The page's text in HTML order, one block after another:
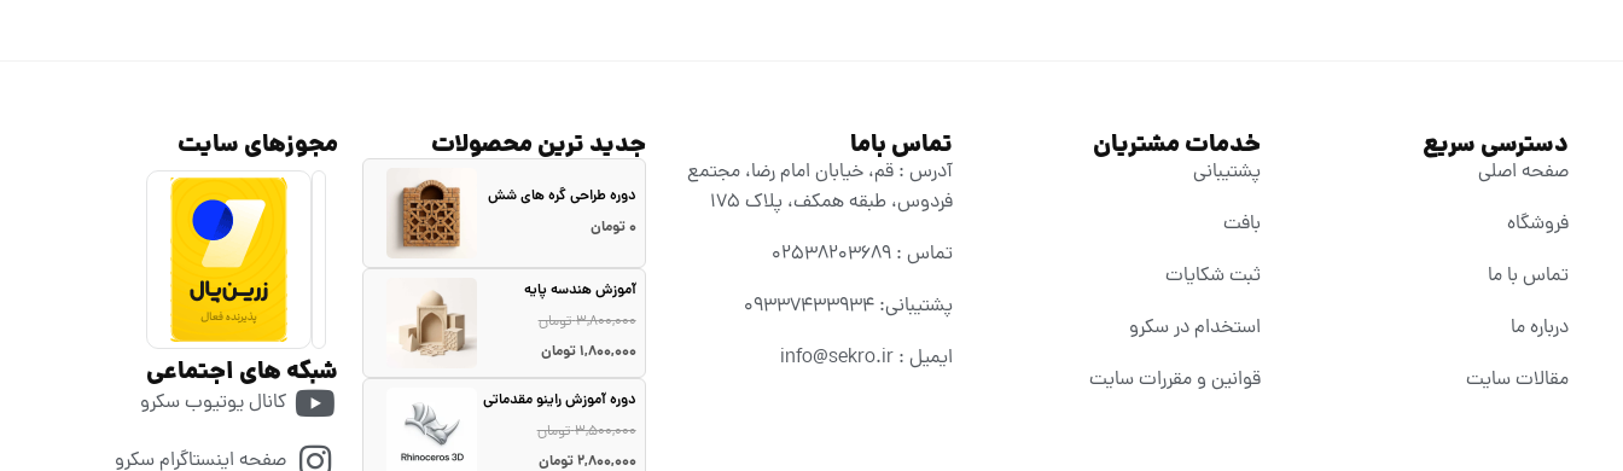
دسترسی سریع
صفحه اصلی
فروشگاه
تماس با ما
درباره ما
مقالات سایت
خدمات مشتریان
پشتیبانی
بافت
ثبت شکایات
استخدام در سکرو
قوانین و مقررات سایت
تماس باما
آدرس : قم، خیابان امام رضا، مجتمع
فردوس، طبقه همکف، پلاک ۱۷۵
تماس : 02538203689
پشتیبانی: 09337433934
ایمیل : info@sekro.ir
جدید ترین محصولات
دوره طراحی گره های شش
۰تومان
آموزش هندسه پایه
۳,۸۰۰,۰۰۰تومان
۱,۸۰۰,۰۰۰تومان
دوره آموزش راینو مقدماتی
۳,۵۰۰,۰۰۰تومان
۲,۸۰۰,۰۰۰تومان
مجوزهای سایت
شبکه های اجتماعی
کانال یوتیوب سکرو
صفحه اینستاگرام سکرو